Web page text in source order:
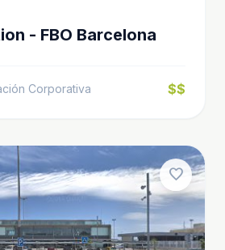
- FBO Barcelona
Corporativa $$
favorite